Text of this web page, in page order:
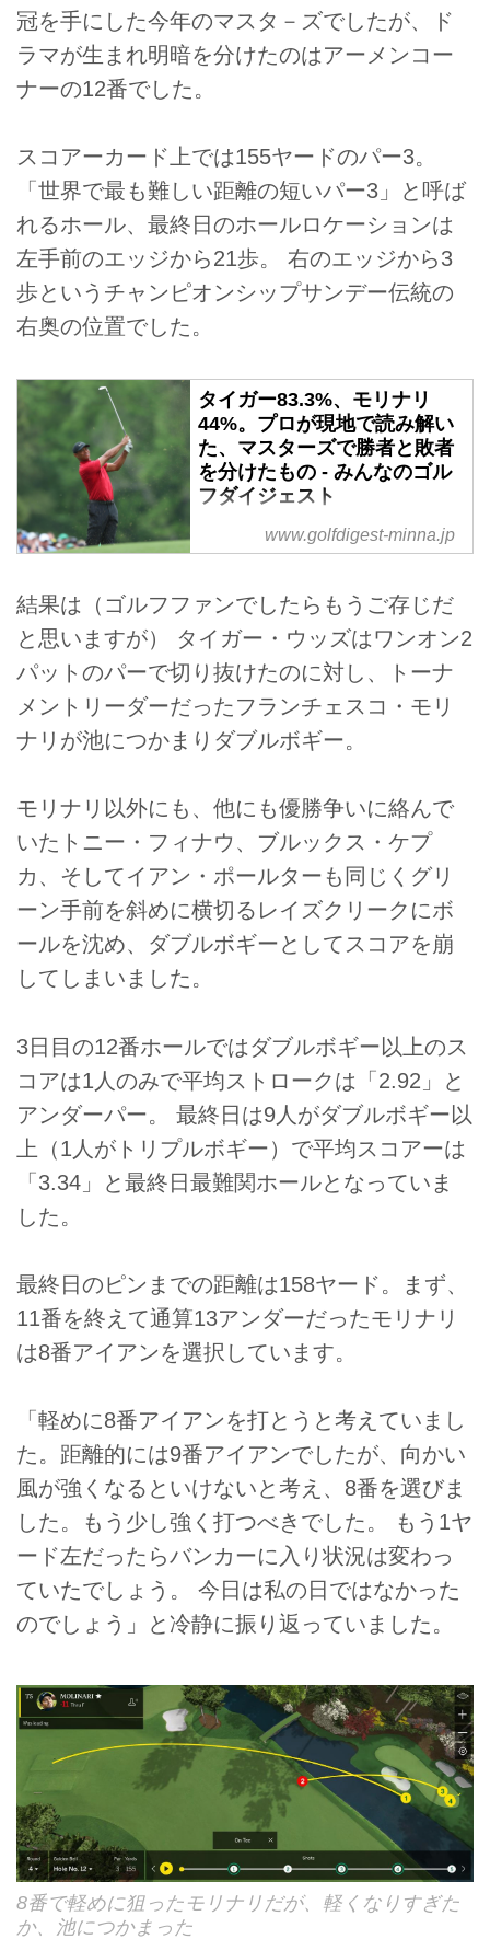
冠を手にした今年のマスタ－ズでしたが、ド
ラマが生まれ明暗を分けたのはアーメンコー
ナーの12番でした。
スコアーカード上では155ヤードのパー3。
「世界で最も難しい距離の短いパー3」と呼ば
れるホール、最終日のホールロケーションは
左手前のエッジから21歩。 右のエッジから3
歩というチャンピオンシップサンデー伝統の
右奥の位置でした。
タイガー83.3%、モリナリ
44%。プロが現地で読み解い
た、マスターズで勝者と敗者
を分けたもの - みんなのゴル
フダイジェスト
前日まで隙のないプレーを続けて
いたモリナリが別人のようにスコ
伸ばし、勝利をつかむ至ったマス
ターズ最終日。そのゲームの流れ
コンサルタント・吉田洋一郎が、
分析！
www.golfdigest-minna.jp
結果は（ゴルフファンでしたらもうご存じだ
と思いますが） タイガー・ウッズはワンオン2
パットのパーで切り抜けたのに対し、トーナ
メントリーダーだったフランチェスコ・モリ
ナリが池につかまりダブルボギー。
モリナリ以外にも、他にも優勝争いに絡んで
いたトニー・フィナウ、ブルックス・ケプ
カ、そしてイアン・ポールターも同じくグリ
ーン手前を斜めに横切るレイズクリークにボ
ールを沈め、ダブルボギーとしてスコアを崩
してしまいました。
3日目の12番ホールではダブルボギー以上のス
コアは1人のみで平均ストロークは「2.92」と
アンダーパー。 最終日は9人がダブルボギー以
上（1人がトリプルボギー）で平均スコアーは
「3.34」と最終日最難関ホールとなっていま
した。
最終日のピンまでの距離は158ヤード。まず、
11番を終えて通算13アンダーだったモリナリ
は8番アイアンを選択しています。
「軽めに8番アイアンを打とうと考えていまし
た。距離的には9番アイアンでしたが、向かい
風が強くなるといけないと考え、8番を選びま
した。もう少し強く打つべきでした。 もう1ヤ
ード左だったらバンカーに入り状況は変わっ
ていたでしょう。 今日は私の日ではなかった
のでしょう」と冷静に振り返っていました。
8番で軽めに狙ったモリナリだが、軽くなりすぎた
か、池につかまった